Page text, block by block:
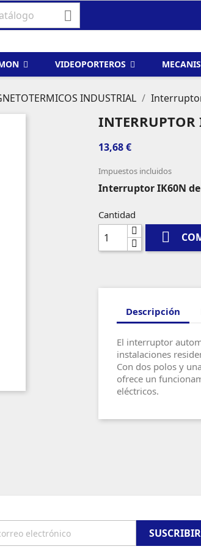

VIDEOPORTEROS
INDUSTRIAL
13,68 €
Impuestos incluidos
Interruptor IK60N de
Cantidad

Descripción
El interruptor
instalaciones
Con dos polos y
ofrece un
eléctricos.